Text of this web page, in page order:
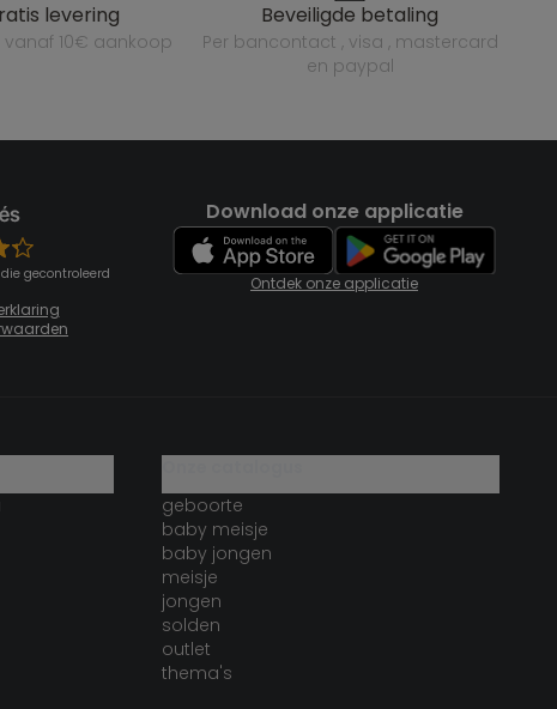
gratis levering
vanaf 10€ aankoop
beveiligde betaling
per bancontact , visa , mastercard
en paypal
gecontroleerd
Download onze applicatie
Ontdek onze applicatie
geboorte
baby meisje
baby jongen
meisje
jongen
solden
outlet
thema's